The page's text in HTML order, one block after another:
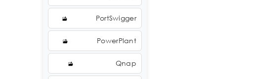
PortSwigger
PowerPlant
Qnap